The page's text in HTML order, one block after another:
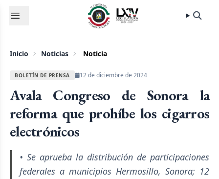
Inicio Noticias Noticia
BOLETÍN DE PRENSA 12 de diciembre de 2024
Avala Congreso de Sonora la
reforma que prohíbe los cigarros
electrónicos
• Se aprueba la distribución de participaciones
federales a municipios Hermosillo, Sonora; 12